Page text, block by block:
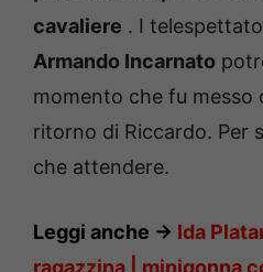
cavaliere . I
Armando Incarnato
momento che fu messo
ritorno di Riccardo. Per
che attendere.
Leggi anche -> Ida